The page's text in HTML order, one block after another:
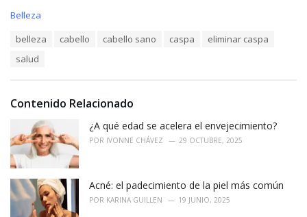
C
i
:
Belleza
belleza cabello cabello sano caspa
eliminar caspa
salud
Contenido Relacionado
¿A qué edad se acelera el envejecimiento?
POR IVONNE CHÁVEZ 29 OCTUBRE, 2025
Acné: el padecimiento de la piel más común
POR KARINA GUILLEN 19 JUNIO, 2025